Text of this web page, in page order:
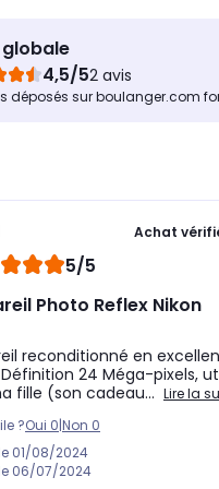
4,5/52 avis
déposés sur boulanger.com
Achat
5/5
Photo Reflex Nikon
reconditionné en
24 Méga-pixels,
fille (son cadeau... Lire la
?Oui 0|Non 0
01/08/2024
06/07/2024